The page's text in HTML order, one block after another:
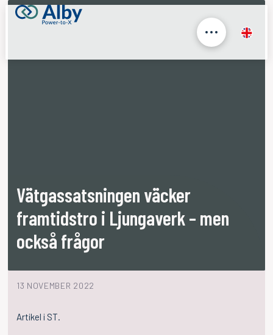
Vätgassatsningen väcker
framtidstro i Ljungaverk – men
också frågor
13 NOVEMBER 2022
Artikel i ST.